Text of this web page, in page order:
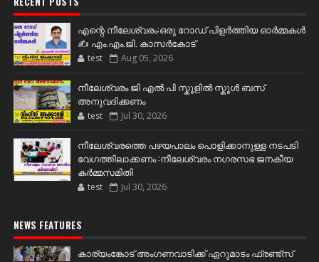
എന്റെ നീലേശ്വരം:ഒരു റോഡ് പിളർത്തിയ ഓർമ്മകൾ
✍️ എം.എം.ജി. കാസർകോട്
test Aug 05, 2026
നീലേശ്വരം ജി എൽ പി സ്കൂളിൽ സ്കൂൾ ബസ്
അനുവദിക്കണം
test Jul 30, 2026
നീലേശ്വരത്തെ പഴയപാലം പൊളിക്കാനുള്ള നടപടി
വേഗത്തിലാക്കണം :നീലേശ്വരം നഗരസഭ ജനകീയ
കർമ്മസമിതി
test Jul 30, 2026
NEWS FEATURES
കാര്യംങ്കോട് അംഗണവാടിക്ക് ഏറുമാടം ഫ്രണ്ട്സ്